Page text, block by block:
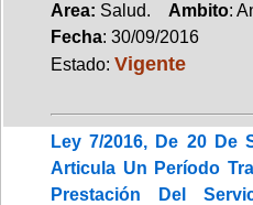
Area: Salud. Ambito:
Fecha: 30/09/2016
Estado: Vigente
Ley 7/2016, De 20 De
Articula Un Período
Prestación Del